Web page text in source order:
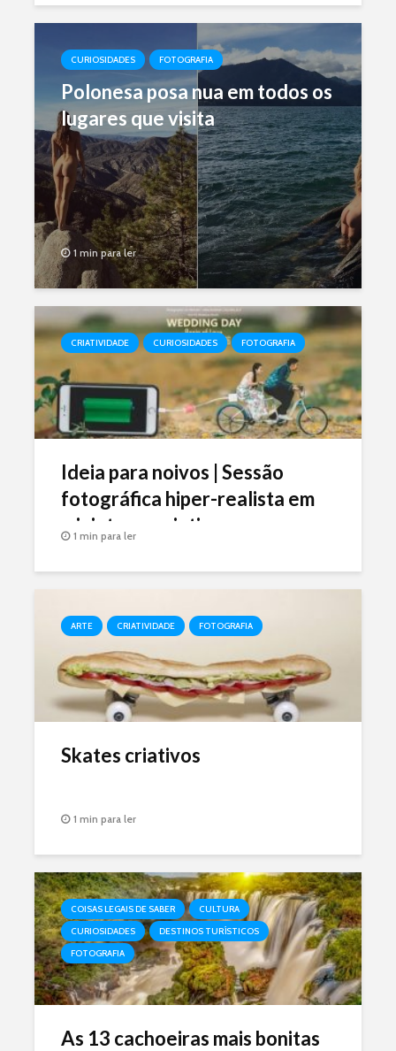
CURIOSIDADES FOTOGRAFIA
Polonesa posa nua em todos os
lugares que visita
1 min para ler
CRIATIVIDADE CURIOSIDADES FOTOGRAFIA
Ideia para noivos | Sessão
fotográfica hiper-realista em
miniaturas criativas
1 min para ler
ARTE CRIATIVIDADE FOTOGRAFIA
Skates criativos
1 min para ler
COISAS LEGAIS DE SABER
CULTURA
CURIOSIDADES
DESTINOS TURÍSTICOS
FOTOGRAFIA
As 13 cachoeiras mais bonitas